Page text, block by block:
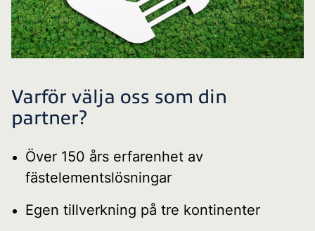
Varför välja oss som din
partner?
Över 150 års erfarenhet av
fästelementslösningar
Egen tillverkning på tre kontinenter